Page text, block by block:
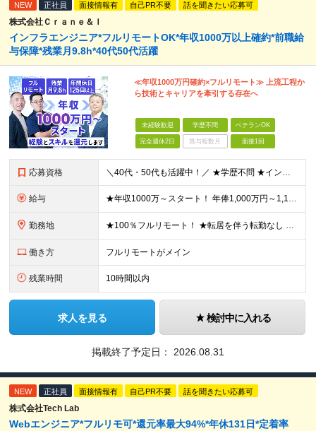
NEW 正社員 面接情報有 自己PR不要 話を聞きたい応募可
株式会社Ｃｒａｎｅ＆Ｉ
インフラエンジニア*フルリモートOK*年収1000万以上確約*前職給
与保障*残業月9.8h*40代50代活躍
≪年収1000万円確約×フルリモート≫ 上流工程か
ら技術とキャリアを牽引する存在へ
未経験歓迎 学歴不問 ベテランOK
完全週休2日 賞与複数月 面接1回
応募資格 ＼40代・50代も活躍中！／ ★学歴不問 ★インフラエンジニアの経験を5年以上お持ちの方 ≪こんな方にピッタリです！≫ ◎自身の市場価値を正当に評価してほしい ◎今より年収をアップさせたい ◎多彩な
給与 ★年収1000万～スタート！ 年俸1,000万円～1,162万8,000円（12分割） ※経験・スキルを考慮の上決定します ※上記金額には固定残業代（月30h分・158,400円～184,000円
勤務地 ★100％フルリモート！ ★転居を伴う転勤なし 本社またはプロジェクト先にて勤務いただきます！ ※プロジェクト先は一都三県及び23区内がメイン 【本社】 東京都新宿区神楽坂1-2 研究社英語センタ
働き方 フルリモートがメイン
残業時間 10時間以内
求人を見る 検討中に入れる
掲載終了予定日： 2026.08.31
NEW 正社員 面接情報有 自己PR不要 話を聞きたい応募可
株式会社Tech Lab
Webエンジニア*フルリモ可*還元率最大94%*年休131日*定着率